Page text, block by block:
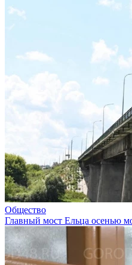
Общество
Главный мост Ельца осенью